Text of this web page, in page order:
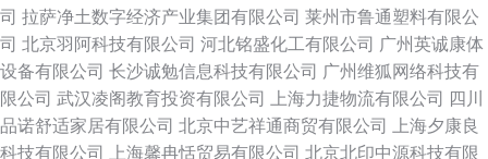
司 拉萨净土数字经济产业集团有限公司 莱州市鲁通塑料有限公
司 北京羽阿科技有限公司 河北铭盛化工有限公司 广州英诚康体
设备有限公司 长沙诚勉信息科技有限公司 广州维狐网络科技有
限公司 武汉凌阁教育投资有限公司 上海力捷物流有限公司
四川
品诺舒适家居有限公司 北京中艺祥通商贸有限公司
上海夕康良
科技有限公司
上海馨冉恬贸易有限公司 北京北印中源科技有限